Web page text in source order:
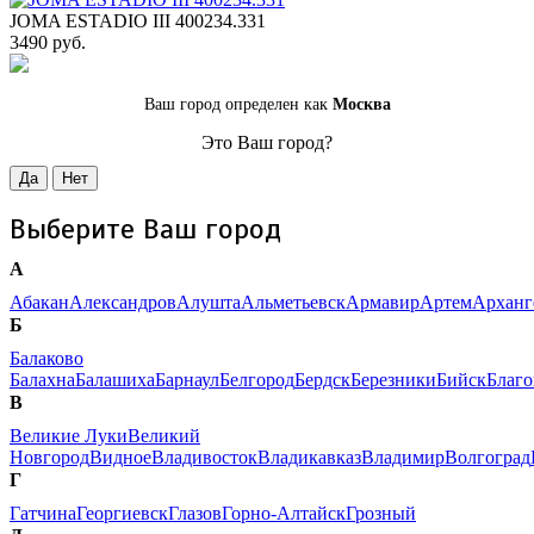
JOMA ESTADIO III 400234.331
3490 руб.
Ваш город определен как Москва
Это Ваш город?
Да Нет
Выберите Ваш город
А
АбаканАлександровАлуштаАльметьевскАрмавирАртем
Б
Балаково
БалахнаБалашихаБарнаулБелгородБердскБерезникиБийск
В
Великие ЛукиВеликий
НовгородВидноеВладивостокВладикавказВладимирВолгоград
Г
ГатчинаГеоргиевскГлазовГорно-АлтайскГрозный